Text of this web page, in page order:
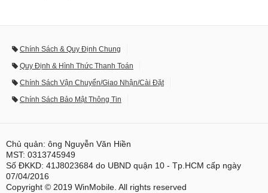
Chính Sách & Quy Định Chung
Quy Định & Hình Thức Thanh Toán
Chính Sách Vận Chuyển/Giao Nhận/Cài Đặt
Chính Sách Bảo Mật Thông Tin
Chủ quản: ông Nguyễn Văn Hiền
MST: 0313745949
Số ĐKKD: 41J8023684 do UBND quận 10 - Tp.HCM cấp ngày
07/04/2016
Copyright © 2019 WinMobile. All rights reserved